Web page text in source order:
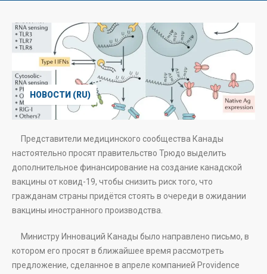
НОВОСТИ (RU)
Представители медицинского сообщества Канады
настоятельно просят правительство Трюдо выделить
дополнительное финансирование на создание канадской
вакцины от ковид-19, чтобы снизить риск того, что
гражданам страны придётся стоять в очереди в ожидании
вакцины иностранного производства.
Министру Инноваций Канады было направлено письмо, в
котором его просят в ближайшее время рассмотреть
предложение, сделанное в апреле компанией Providence